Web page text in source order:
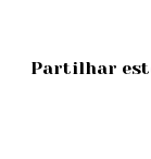
Partilhar